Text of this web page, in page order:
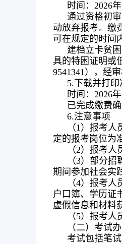
时间：2026
通过资格初
动放弃报考。缴
可在规定的时间
建档立卡贫
具的特困证明或
9541341），经
5.下载并打印
时间：2026
已完成缴费
6.注意事项
（1）报考
定的报考岗位为
（2）报考
（3）部分
期间参加社会实
（4）报考
户口簿、学历证
虚假信息和材料
（5）报考
（二）考试
考试包括笔